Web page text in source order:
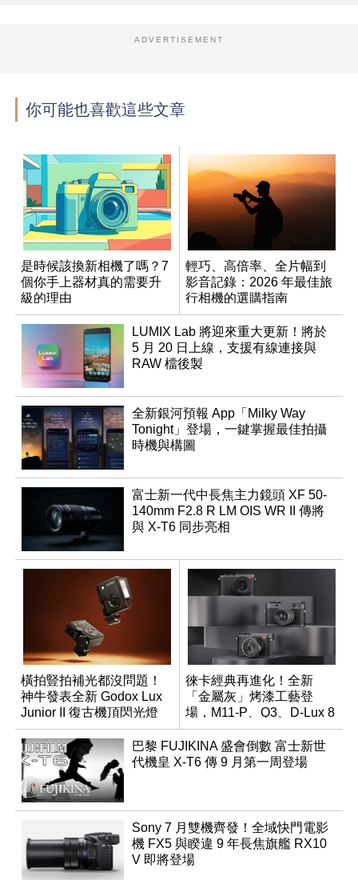
ADVERTISEMENT
你可能也喜歡這些文章
是時候該換新相機了嗎？7
個你手上器材真的需要升
級的理由
輕巧、高倍率、全片幅到
影音記錄：2026 年最佳旅
行相機的選購指南
LUMIX Lab 將迎來重大更新！將於
5 月 20 日上線，支援有線連接與
RAW 檔後製
全新銀河預報 App「Milky Way
Tonight」登場，一鍵掌握最佳拍攝
時機與構圖
富士新一代中長焦主力鏡頭 XF 50-
140mm F2.8 R LM OIS WR II 傳將
與 X-T6 同步亮相
橫拍豎拍補光都沒問題！
神牛發表全新 Godox Lux
Junior II 復古機頂閃光燈
徠卡經典再進化！全新
「金屬灰」烤漆工藝登
場，M11-P、Q3、D-Lux 8
領銜換裝
巴黎 FUJIKINA 盛會倒數 富士新世
代機皇 X-T6 傳 9 月第一周登場
Sony 7 月雙機齊發！全域快門電影
機 FX5 與睽違 9 年長焦旗艦 RX10
V 即將登場